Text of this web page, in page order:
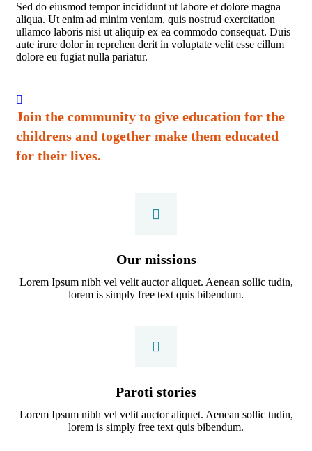
Sed do eiusmod tempor incididunt ut labore et dolore magna
aliqua. Ut enim ad minim veniam, quis nostrud exercitation
ullamco laboris nisi ut aliquip ex ea commodo consequat. Duis
aute irure dolor in reprehen derit in voluptate velit esse cillum
dolore eu fugiat nulla pariatur.
Join the community to give education for the
childrens and together make them educated
for their lives.
Our missions
Lorem Ipsum nibh vel velit auctor aliquet. Aenean sollic tudin,
lorem is simply free text quis bibendum.
Paroti stories
Lorem Ipsum nibh vel velit auctor aliquet. Aenean sollic tudin,
lorem is simply free text quis bibendum.